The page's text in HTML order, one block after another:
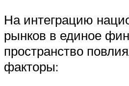
На интеграцию
рынков в единое
пространство
факторы: